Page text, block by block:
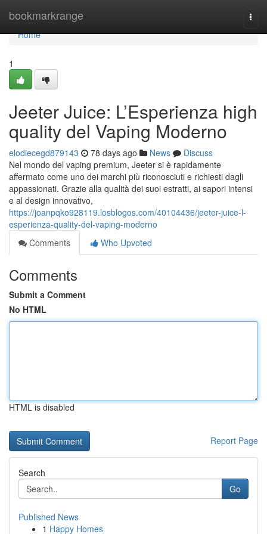
bookmarkrange
Home
Home
1
Jeeter Juice: L’Esperienza high
quality del Vaping Moderno
elodiecegd879143 78 days ago News
Discuss
Nel mondo del vaping premium, Jeeter si è rapidamente
affermato come uno dei marchi più riconosciuti e richiesti dagli
appassionati. Grazie alla qualità dei suoi estratti, ai sapori intensi
e al design innovativo,
https://joanpqko928119.losblogos.com/40104436/jeeter-juice-l-
esperienza-quality-del-vaping-moderno
Comments
Who Upvoted
Comments
Submit a Comment
No HTML
HTML is disabled
Report Page
Search
Go
Published News
1 Happy Homes